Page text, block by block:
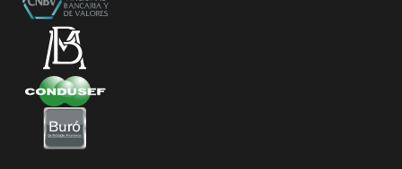
Powered by Klar
Klarfest - Mayo 2026
Klarfest - Día de las Madres 2026
Compra Mínima Klar Plus - SplitK 0% - Cashback
Starbucks 50% - Cashback 20% Décima Compra
Términos y Condiciones - Cashback Primera Compra
en Apple Pay
Términos y Condiciones - Mastercard te lleva a la